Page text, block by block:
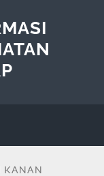
KANAN